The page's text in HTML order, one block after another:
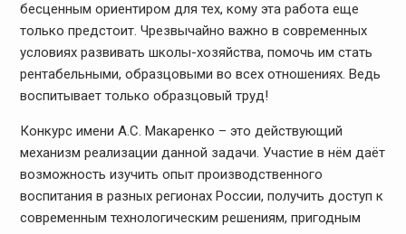
бесценным ориентиром для тех, кому эта работа еще
только предстоит. Чрезвычайно важно в современных
условиях развивать школы-хозяйства, помочь им стать
рентабельными, образцовыми во всех отношениях. Ведь
воспитывает только образцовый труд!
Конкурс имени А.С. Макаренко – это действующий
механизм реализации данной задачи. Участие в нём даёт
возможность изучить опыт производственного
воспитания в разных регионах России, получить доступ к
современным технологическим решениям, пригодным